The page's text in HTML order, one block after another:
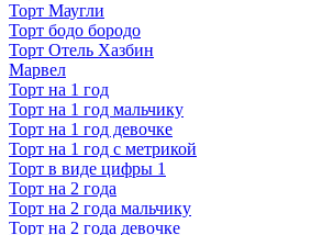
Торт Маугли
Торт бодо бородо
Торт Отель Хазбин
Марвел
Торт на 1 год
Торт на 1 год мальчику
Торт на 1 год девочке
Торт на 1 год с метрикой
Торт в виде цифры 1
Торт на 2 года
Торт на 2 года мальчику
Торт на 2 года девочке